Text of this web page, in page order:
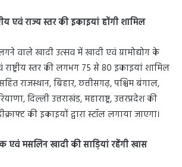
एवं राज्य स्तर की इकाइयां होंगी शामिल
वाले खादी उत्सव में खादी एवं ग्रामोद्योग के
राष्ट्रीय स्तर की लगभग 75 से 80 इकाइयां शामिल
राजस्थान, बिहार, छत्तीसगढ़, पश्चिम बंगाल,
दिल्ली उत्तराखंड, महाराष्ट्र, उत्तरप्रदेश की
की इकाइयों द्वारा स्टॉल लगाया जाएगा।
एवं मसलिन खादी की साड़ियां रहेंगी खास